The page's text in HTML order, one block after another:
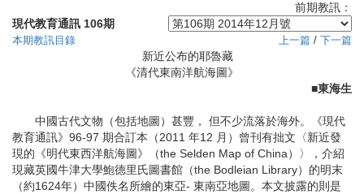
現代教育通訊 106期
前期教訊：
本期教訊目錄 上一篇 / 下一篇
新近公布的耶魯藏
《清代東南洋航海圖》
■東海生
中國古代文物（包括地圖）甚豐， 但不少流落於海外。《現代
教育通訊》96-97 期合訂本（2011 年12 月）曾刊有拙文〈新近發
現的《明代東西洋航海圖》（the Selden Map of China）〉，介紹
現藏英國牛津大學鮑德里氏圖書館（the Bodleian Library）的明末
（約1624年）中國佚名所繪的東亞- 東南亞地圖。本文披露的則是